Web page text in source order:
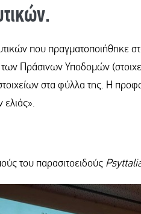
που
Πράσινων Υποδομών
στα φύλλα της. Η
του παρασιτοειδούς